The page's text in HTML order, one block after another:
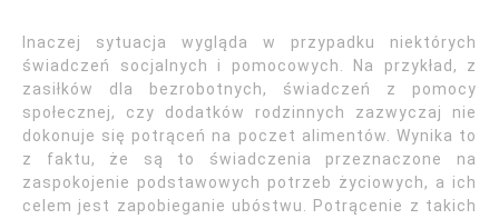
Inaczej sytuacja wygląda w przypadku niektórych
świadczeń socjalnych i pomocowych. Na przykład, z
zasiłków dla bezrobotnych, świadczeń z pomocy
społecznej, czy dodatków rodzinnych zazwyczaj nie
dokonuje się potrąceń na poczet alimentów. Wynika to
z faktu, że są to świadczenia przeznaczone na
zaspokojenie podstawowych potrzeb życiowych, a ich
celem jest zapobieganie ubóstwu. Potrącenie z takich